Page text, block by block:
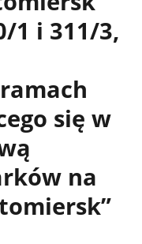
1 i 311/3,
się w
na